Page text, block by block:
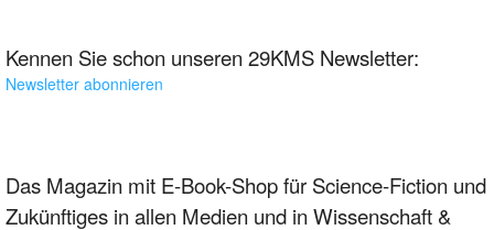
Kennen Sie schon unseren 29KMS Newsletter:
Newsletter abonnieren
Das Magazin mit E-Book-Shop für Science-Fiction und
Zukünftiges in allen Medien und in Wissenschaft &